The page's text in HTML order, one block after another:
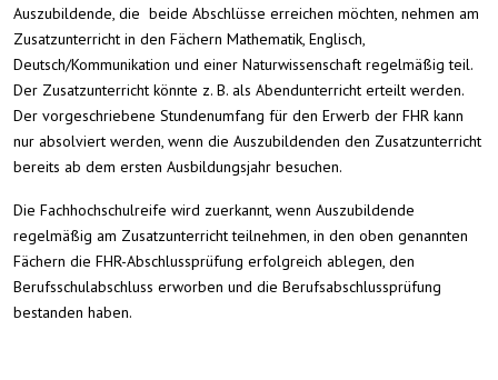
Auszubildende, die beide Abschlüsse erreichen möchten, nehmen am
Zusatzunterricht in den Fächern Mathematik, Englisch,
Deutsch/Kommunikation und einer Naturwissenschaft regelmäßig teil.
Der Zusatzunterricht könnte z. B. als Abendunterricht erteilt werden.
Der vorgeschriebene Stundenumfang für den Erwerb der FHR kann
nur absolviert werden, wenn die Auszubildenden den Zusatzunterricht
bereits ab dem ersten Ausbildungsjahr besuchen.
Die Fachhochschulreife wird zuerkannt, wenn Auszubildende
regelmäßig am Zusatzunterricht teilnehmen, in den oben genannten
Fächern die FHR-Abschlussprüfung erfolgreich ablegen, den
Berufsschulabschluss erworben und die Berufsabschlussprüfung
bestanden haben.